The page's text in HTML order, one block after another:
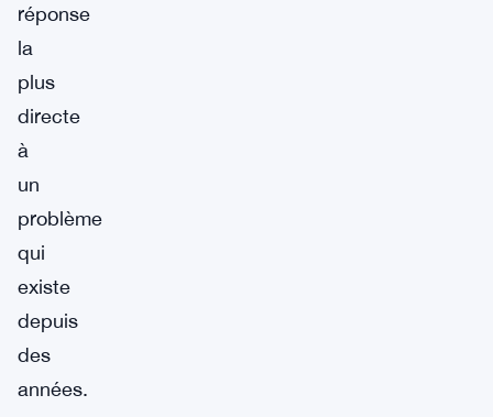
réponse
la
plus
directe
à
un
problème
qui
existe
depuis
des
années.